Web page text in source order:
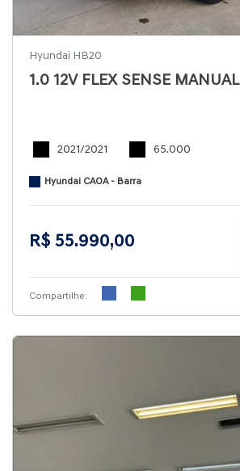
Hyundai HB20
1.0 12V FLEX SENSE MANUAL
2021/2021 65.000
Hyundai CAOA - Barra
R$ 55.990,00
Compartilhe: